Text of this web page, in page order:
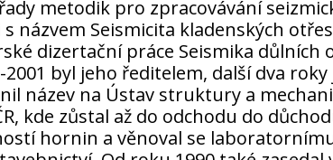
metodik pro zpracovávání
názvem Seismicita kladenských
dizertační práce Seismika důlních
byl jeho ředitelem, další dva
název na Ústav struktury a
kde zůstal až do odchodu do
hornin a věnoval se